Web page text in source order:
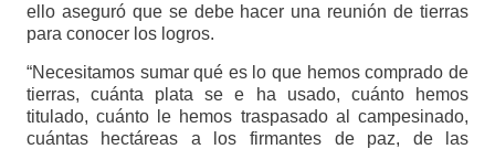
ello aseguró que se debe hacer una reunión de tierras
para conocer los logros.
“Necesitamos sumar qué es lo que hemos comprado de
tierras, cuánta plata se e ha usado, cuánto hemos
titulado, cuánto le hemos traspasado al campesinado,
cuántas hectáreas a los firmantes de paz, de las